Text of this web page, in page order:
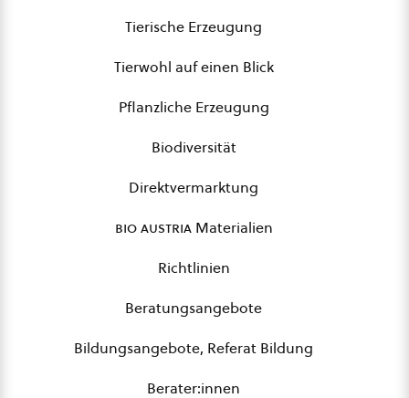
Tierische Erzeugung
Tierwohl auf einen Blick
Pflanzliche Erzeugung
Biodiversität
Direktvermarktung
bio austriaMaterialien
Richtlinien
Beratungsangebote
Bildungsangebote, Referat Bildung
Berater:innen